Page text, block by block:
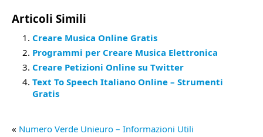
Articoli Simili
Creare Musica Online Gratis
Programmi per Creare Musica Elettronica
Creare Petizioni Online su Twitter
Text To Speech Italiano Online – Strumenti
Gratis
« Numero Verde Unieuro – Informazioni Utili